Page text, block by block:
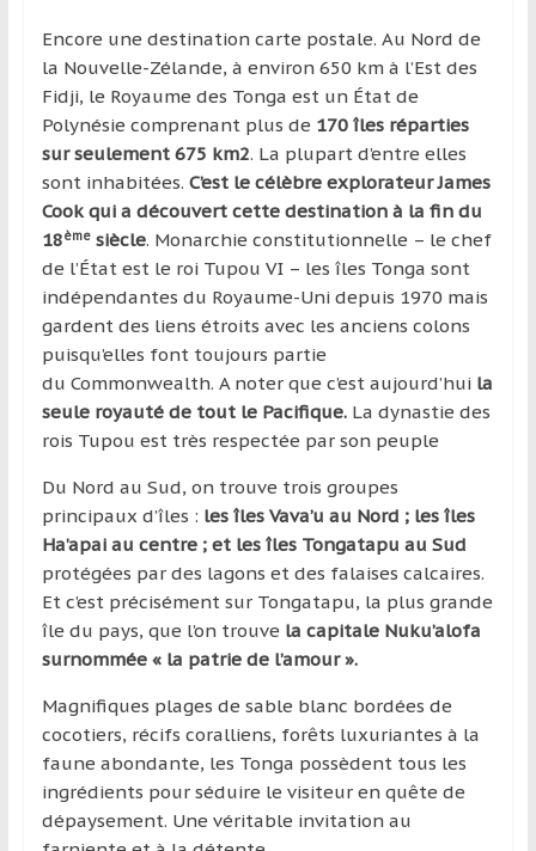
découverte
culturelle
d’un
pays
d’une
région
Encore une destination carte postale. Au Nord de
la Nouvelle-Zélande, à environ 650 km à l’Est des
Fidji, le Royaume des Tonga est un État de
Polynésie comprenant plus de 170 îles réparties
sur seulement 675 km2. La plupart d’entre elles
sont inhabitées. C’est le célèbre explorateur James
Cook qui a découvert cette destination à la fin du
18èmesiècle. Monarchie constitutionnelle – le chef
de l’État est le roi Tupou VI – les îles Tonga sont
indépendantes du Royaume-Uni depuis 1970 mais
gardent des liens étroits avec les anciens colons
puisqu’elles font toujours partie
du Commonwealth. A noter que c’est aujourd’hui la
seule royauté de tout le Pacifique. La dynastie des
rois Tupou est très respectée par son peuple
Du Nord au Sud, on trouve trois groupes
principaux d’îles : les îles Vava’u au Nord ; les îles
Ha’apai au centre ; et les îles Tongatapu au Sud
protégées par des lagons et des falaises calcaires.
Et c’est précisément sur Tongatapu, la plus grande
île du pays, que l’on trouvela capitale Nuku’alofa
surnommée « la patrie de l’amour ».
Magnifiques plages de sable blanc bordées de
cocotiers, récifs coralliens, forêts luxuriantes à la
faune abondante, les Tonga possèdent tous les
ingrédients pour séduire le visiteur en quête de
dépaysement. Une véritable invitation au